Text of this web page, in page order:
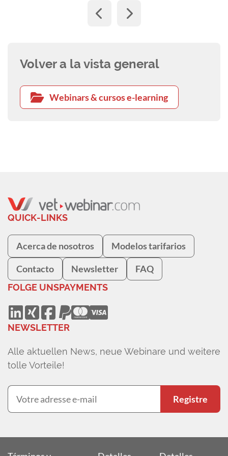
Resilienztouren in der Sahara , hält Seminare
für Tierärzte, Hundetrainer und
Volver a la vista general
Webinars & cursos e-learning
QUICK-LINKS
Acerca de nosotros Modelos tarifarios
Contacto Newsletter FAQ
FOLGE UNSPAYMENTS
NEWSLETTER
Alle aktuellen News, neue Webinare und weitere
tolle Vorteile!
Registre